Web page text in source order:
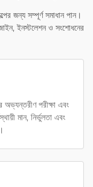
জন্য সম্পূর্ণ সমাধান পান।
ইনস্টলেশন ও সংশোধনের
অভ্যন্তরীণ পরীক্ষা এবং
মান, নির্ভুলতা এবং